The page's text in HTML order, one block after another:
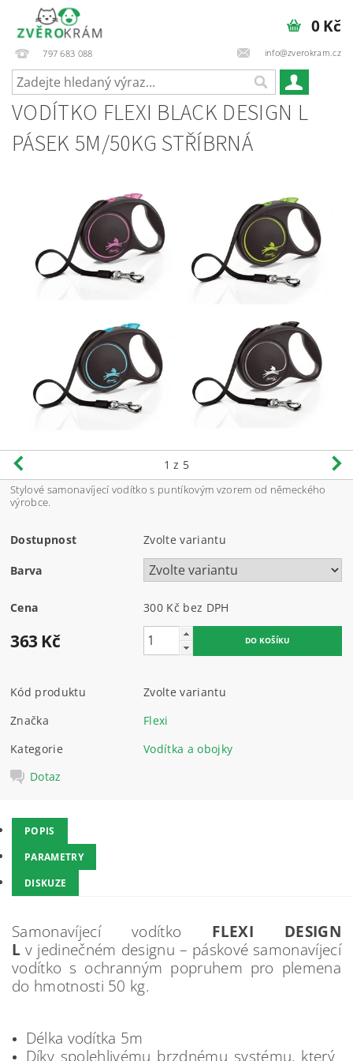
797 683 088 info@zverokram.cz
0 Kč
VODÍTKO FLEXI BLACK DESIGN L
PÁSEK 5M/50KG STŘÍBRNÁ
1 z 5
Stylové samonavíjecí vodítko s puntíkovým vzorem od německého
výrobce.
Dostupnost Zvolte variantu
Barva
Cena 300 Kč bez DPH
363 Kč
Kód produktu
Zvolte variantu
Značka
Flexi
Kategorie
Vodítka a obojky
Dotaz
POPIS
PARAMETRY
DISKUZE
Samonavíjecí vodítko FLEXI DESIGN
L v jedinečném designu – páskové samonavíjecí
vodítko s ochranným popruhem pro plemena
do hmotnosti 50 kg.
Délka vodítka 5m
Díky spolehlivému brzdnému systému, který